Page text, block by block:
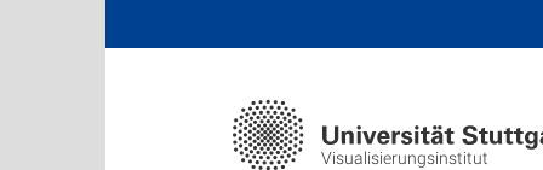
Visualisierungsinstitut